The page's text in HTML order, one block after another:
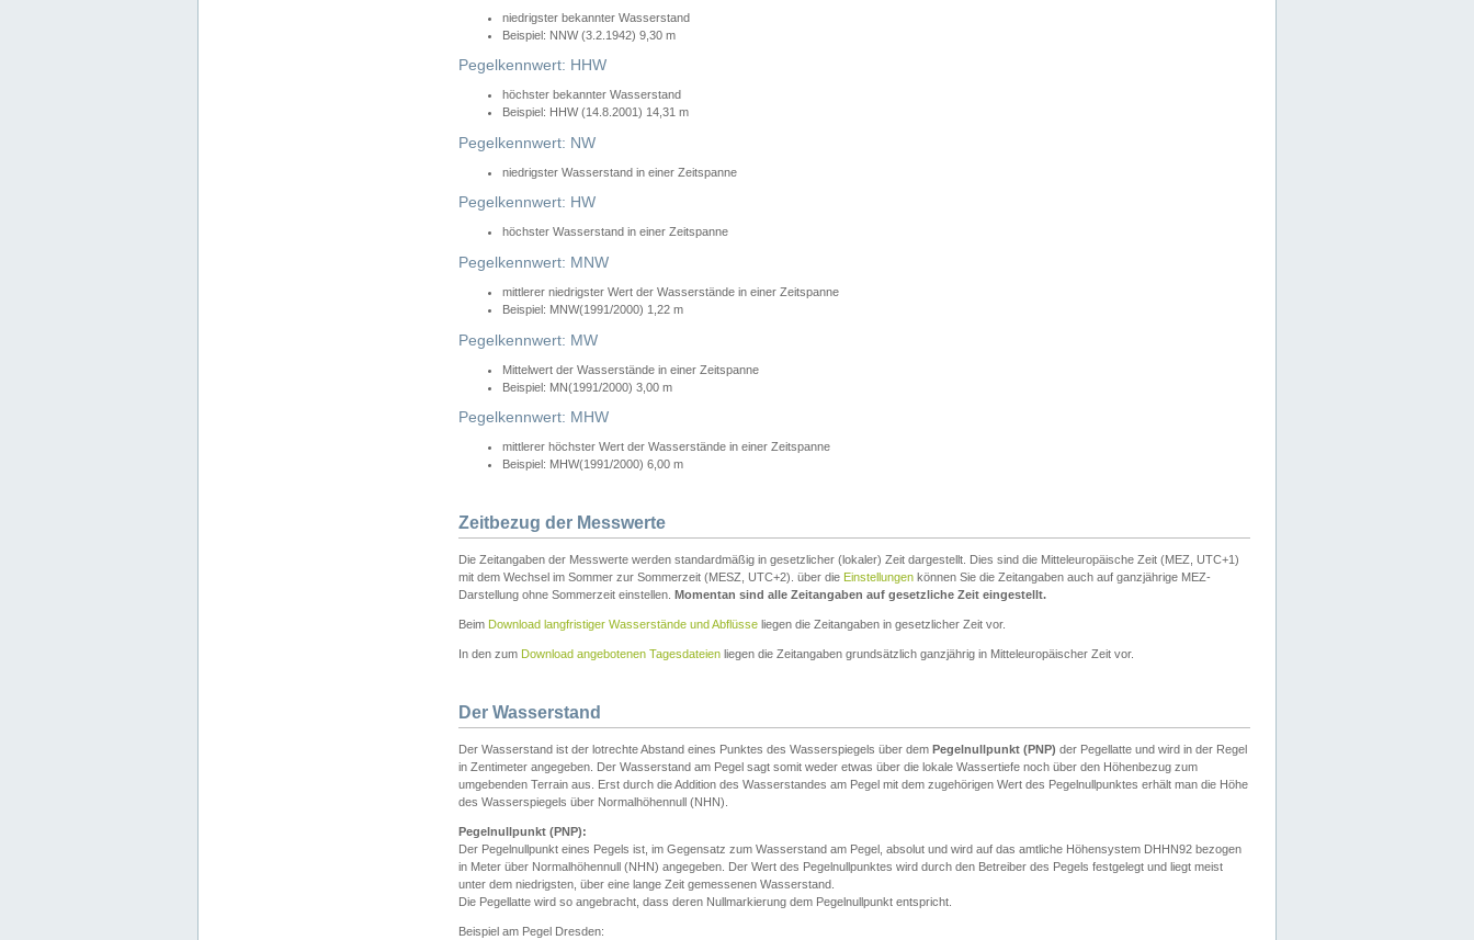
niedrigster bekannter Wasserstand
Beispiel: NNW (3.2.1942) 9,30 m
Pegelkennwert: HHW
höchster bekannter Wasserstand
Beispiel: HHW (14.8.2001) 14,31 m
Pegelkennwert: NW
niedrigster Wasserstand in einer Zeitspanne
Pegelkennwert: HW
höchster Wasserstand in einer Zeitspanne
Pegelkennwert: MNW
mittlerer niedrigster Wert der Wasserstände in einer Zeitspanne
Beispiel: MNW(1991/2000) 1,22 m
Pegelkennwert: MW
Mittelwert der Wasserstände in einer Zeitspanne
Beispiel: MN(1991/2000) 3,00 m
Pegelkennwert: MHW
mittlerer höchster Wert der Wasserstände in einer Zeitspanne
Beispiel: MHW(1991/2000) 6,00 m
Zeitbezug der Messwerte
Die Zeitangaben der Messwerte werden standardmäßig in gesetzlicher (lokaler) Zeit dargestellt. Dies sind die Mitteleuropäische Zeit (MEZ, UTC+1)
mit dem Wechsel im Sommer zur Sommerzeit (MESZ, UTC+2). über die Einstellungen können Sie die Zeitangaben auch auf ganzjährige MEZ-
Darstellung ohne Sommerzeit einstellen. Momentan sind alle Zeitangaben auf gesetzliche Zeit eingestellt.
Beim Download langfristiger Wasserstände und Abflüsse liegen die Zeitangaben in gesetzlicher Zeit vor.
In den zum Download angebotenen Tagesdateien liegen die Zeitangaben grundsätzlich ganzjährig in Mitteleuropäischer Zeit vor.
Der Wasserstand
Der Wasserstand ist der lotrechte Abstand eines Punktes des Wasserspiegels über dem Pegelnullpunkt (PNP) der Pegellatte und wird in der Regel
in Zentimeter angegeben. Der Wasserstand am Pegel sagt somit weder etwas über die lokale Wassertiefe noch über den Höhenbezug zum
umgebenden Terrain aus. Erst durch die Addition des Wasserstandes am Pegel mit dem zugehörigen Wert des Pegelnullpunktes erhält man die Höhe
des Wasserspiegels über Normalhöhennull (NHN).
Pegelnullpunkt (PNP):
Der Pegelnullpunkt eines Pegels ist, im Gegensatz zum Wasserstand am Pegel, absolut und wird auf das amtliche Höhensystem DHHN92 bezogen
in Meter über Normalhöhennull (NHN) angegeben. Der Wert des Pegelnullpunktes wird durch den Betreiber des Pegels festgelegt und liegt meist
unter dem niedrigsten, über eine lange Zeit gemessenen Wasserstand.
Die Pegellatte wird so angebracht, dass deren Nullmarkierung dem Pegelnullpunkt entspricht.
Beispiel am Pegel Dresden: